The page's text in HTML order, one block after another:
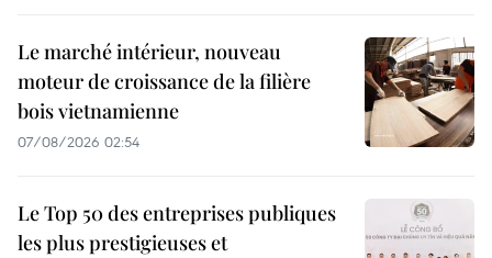
Le marché intérieur, nouveau
moteur de croissance de la filière
bois vietnamienne
07/08/2026 02:54
Le Top 50 des entreprises publiques
les plus prestigieuses et